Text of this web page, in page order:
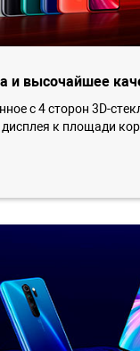
и высочайшее
с 4 сторон 3D-
к площади